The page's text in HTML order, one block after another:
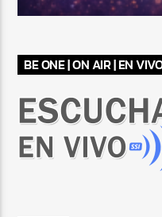
BE ONE | ON AIR | EN